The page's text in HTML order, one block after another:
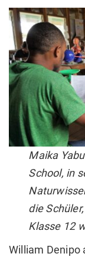
Maika
School, in
die
Klasse 12
William Denipo